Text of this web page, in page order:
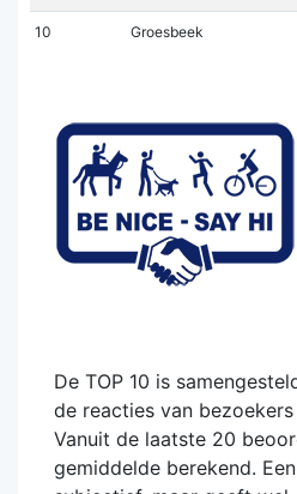
10 Groesbeek
De TOP 10 is
de reacties van
Vanuit de laatste 20
gemiddelde berekend.